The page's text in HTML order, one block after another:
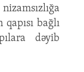
bağlı
dəyib